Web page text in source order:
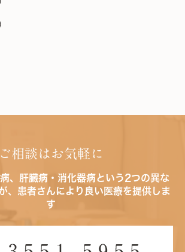
ご相談はお気軽に
、肝臓病・消化器病という2つの異な
、患者さんにより良い医療を提供しま
す